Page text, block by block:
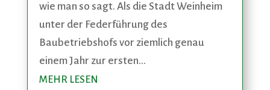
wie man so sagt. Als die Stadt Weinheim
unter der Federführung des
Baubetriebshofs vor ziemlich genau
einem Jahr zur ersten...
MEHR LESEN